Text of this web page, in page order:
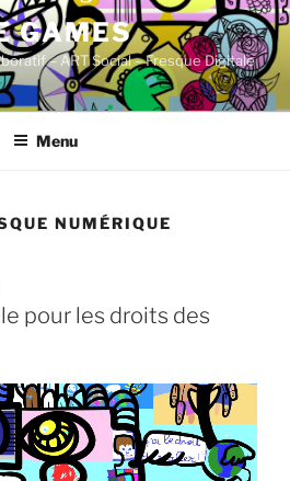
GAMES
– ART Social – Fresque Digitale
Menu
NUMÉRIQUE
pour les droits des